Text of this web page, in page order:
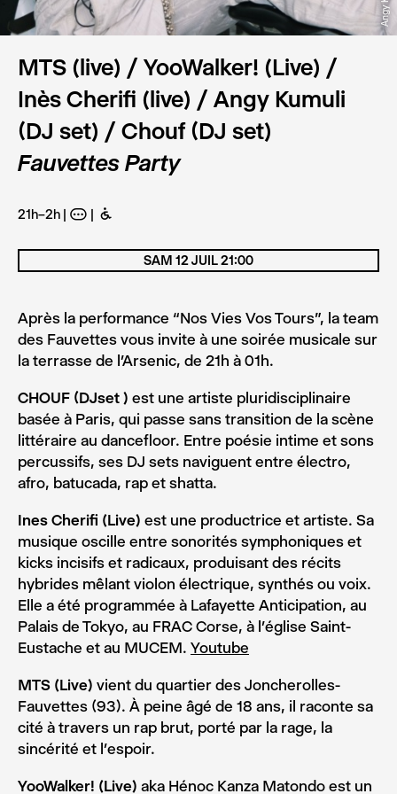
MTS
MTS (live) / YooWalker! (Live) /
Inès Cherifi (live) / Angy Kumuli
(DJ set) / Chouf (DJ set)
Fauvettes Party
21h–2h A B
Après la performance “Nos Vies Vos Tours”, la team
des Fauvettes vous invite à une soirée musicale sur
la terrasse de l’Arsenic, de 21h à 01h.
CHOUF (DJset ) est une artiste pluridisciplinaire
basée à Paris, qui passe sans transition de la scène
littéraire au dancefloor. Entre poésie intime et sons
percussifs, ses DJ sets naviguent entre électro,
afro, batucada, rap et shatta.
Ines Cherifi (Live) est une productrice et artiste. Sa
musique oscille entre sonorités symphoniques et
kicks incisifs et radicaux, produisant des récits
hybrides mêlant violon électrique, synthés ou voix.
Elle a été programmée à Lafayette Anticipation, au
Palais de Tokyo, au FRAC Corse, à l’église Saint-
Eustache et au MUCEM. Youtube
MTS (Live) vient du quartier des Joncherolles-
Fauvettes (93). À peine âgé de 18 ans, il raconte sa
cité à travers un rap brut, porté par la rage, la
sincérité et l’espoir.
YooWalker! (Live) aka Hénoc Kanza Matondo est un
SAM 12 JUIL 21:00